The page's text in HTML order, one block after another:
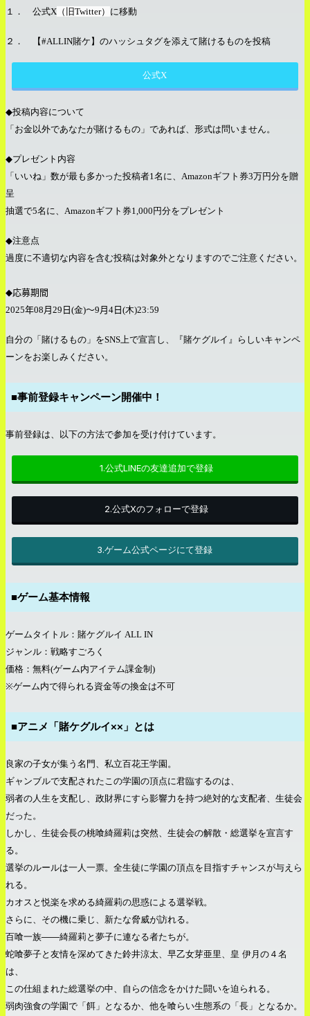
１． 公式X （旧Twitter） に移動
２． 【#ALLIN賭ケ】のハッシュタグを添えて賭けるものを投稿
公式X
◆投稿内容について
「お金以外であなたが賭けるもの」であれば、形式は問いません。
◆プレゼント内容
「いいね」数が最も多かった投稿者1 名に、 Amazonギフト券3万円分を贈
呈
抽選で5名に、 Amazonギフト券1,000 円分をプレゼント
◆注意点
過度に不適切な内容を含む投稿は対象外となりますのでご注意ください。
◆応募期間
2025年08 月29 日 (金)～9 月4 日 (木)23:59
自分の「賭けるもの」をSNS 上で宣言し、『賭ケグルイ』らしいキャンペ
ーンをお楽しみください。
■事前登録キャンペーン開催中！
事前登録は、以下の方法で参加を受け付けています。
1.公式LINEの友達追加で登録
2.公式Xのフォローで登録
3.ゲーム公式ページにて登録
■ゲーム基本情報
ゲームタイトル：賭ケグルイ ALL IN
ジャンル：戦略すごろく
価格：無料(ゲーム内アイテム課金制 )
※ゲーム内で得られる資金等の換金は不可
■アニメ「賭ケグルイ××」とは
良家の子女が集う名門、私立百花王学園。
ギャンブルで支配されたこの学園の頂点に君臨するのは、
弱者の人生を支配し、政財界にすら影響力を持つ絶対的な支配者、生徒会
だった。
しかし、生徒会長の桃喰綺羅莉は突然、生徒会の解散・総選挙を宣言す
る。
選挙のルールは一人一票。全生徒に学園の頂点を目指すチャンスが与えら
れる。
カオスと悦楽を求める綺羅莉の思惑による選挙戦。
さらに、その機に乗じ、新たな脅威が訪れる。
百喰一族――綺羅莉と夢子に連なる者たちが。
蛇喰夢子と友情を深めてきた鈴井涼太、早乙女芽亜里、皇 伊月の４名
は、
この仕組まれた総選挙の中、自らの信念をかけた闘いを迫られる。
弱肉強食の学園で「餌」となるか、他を喰らい生態系の「長」となるか。